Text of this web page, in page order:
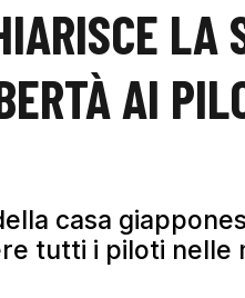
LA
AI
casa
tutti i piloti nelle